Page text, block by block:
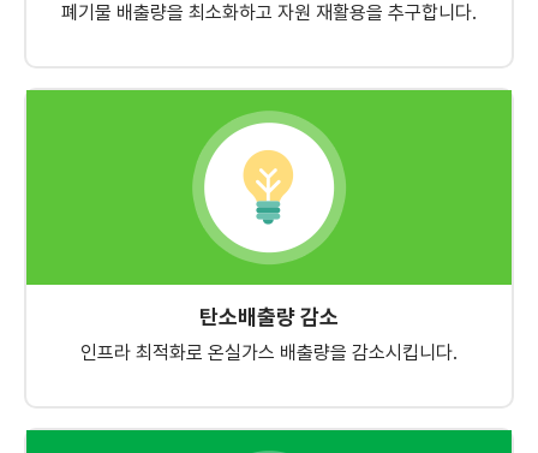
폐기물 배출량을 최소화하고 자원 재활용을 추구합니다.
탄소배출량 감소
인프라 최적화로 온실가스 배출량을 감소시킵니다.